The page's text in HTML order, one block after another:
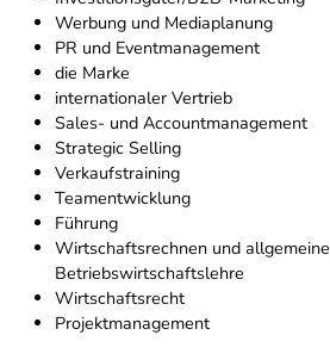
Werbung und Mediaplanung
PR und Eventmanagement
die Marke
internationaler Vertrieb
Sales- und Accountmanagement
Strategic Selling
Verkaufstraining
Teamentwicklung
Führung
Wirtschaftsrechnen und allgemeine
Betriebswirtschaftslehre
Wirtschaftsrecht
Projektmanagement